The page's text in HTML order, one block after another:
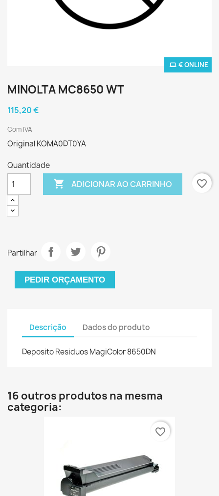
€ ONLINE
MINOLTA MC8650 WT
115,20 €
Com IVA
Original KOMA0DT0YA
Quantidade
 ADICIONAR AO CARRINHO favorite_border
Partilhar
PEDIR ORÇAMENTO
Descrição Dados do produto
Deposito Residuos MagiColor 8650DN
16 outros produtos na mesma
categoria:
favorite_border